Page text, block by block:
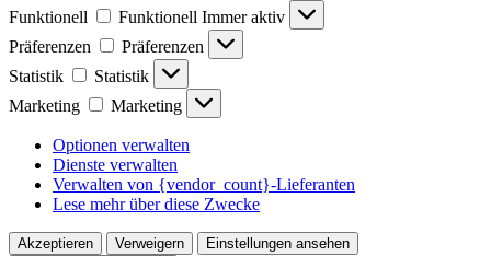
Funktionell
Funktionell Immer aktiv
Präferenzen
Präferenzen
Statistik
Statistik
Marketing
Marketing
Optionen verwalten
Dienste verwalten
Verwalten von {vendor_count}-Lieferanten
Lese mehr über diese Zwecke
Akzeptieren Verweigern
Einstellungen ansehen